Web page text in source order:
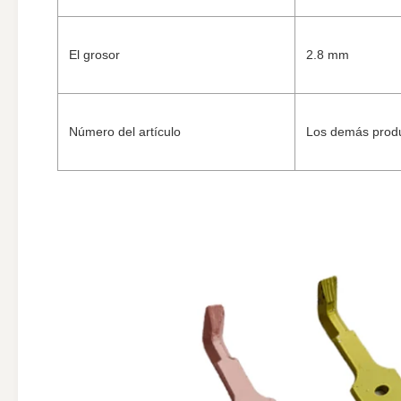
El grosor 2.8 mm
Número del artículo Los demás